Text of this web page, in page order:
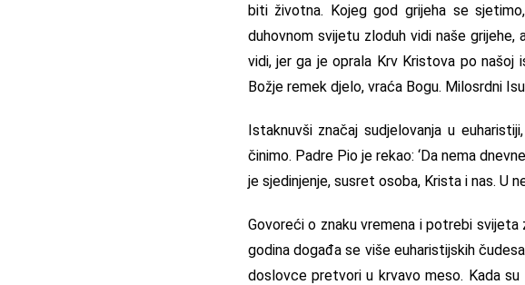
biti životna. Kojeg god grijeha se
duhovnom svijetu zloduh vidi naše
vidi, jer ga je oprala Krv Kristova po našoj
Božje remek djelo, vraća Bogu. Milosrdni
Istaknuvši značaj sudjelovanja u
činimo. Padre Pio je rekao: ‘Da nema
je sjedinjenje, susret osoba, Krista i nas. U
Govoreći o znaku vremena i potrebi svijeta
godina događa se više euharistijskih
doslovce pretvori u krvavo meso. Kada